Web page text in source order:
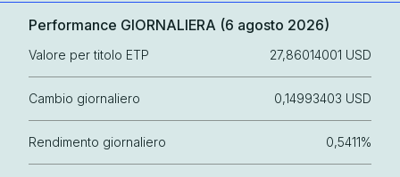
Performance GIORNALIERA (6 agosto 2026)
Valore per titolo ETP 27,86014001 USD
Cambio giornaliero 0,14993403 USD
Rendimento giornaliero 0,5411%